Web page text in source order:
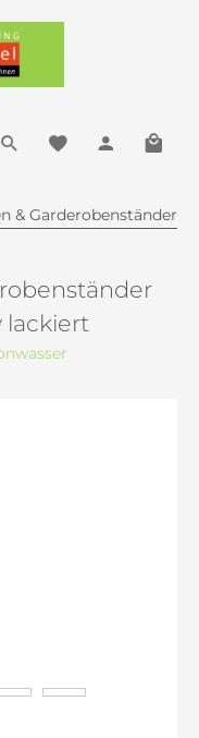
& Garderobenständer
lackiert